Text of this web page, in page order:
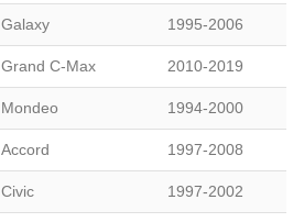
Galaxy 1995-2006
Grand C-Max 2010-2019
Mondeo 1994-2000
Accord 1997-2008
Civic 1997-2002